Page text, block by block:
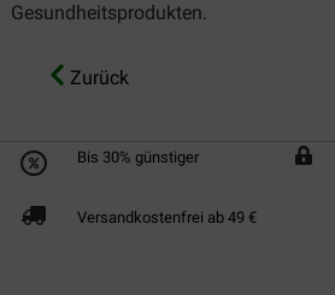
Gesundheitsprodukten.
Zurück
Bis 30% günstiger
Versandkostenfrei ab 49 €